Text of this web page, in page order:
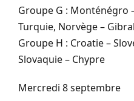
Groupe G : Monténégro
Turquie, Norvège –
Groupe H : Croatie –
Slovaquie – Chypre
Mercredi 8 septembre